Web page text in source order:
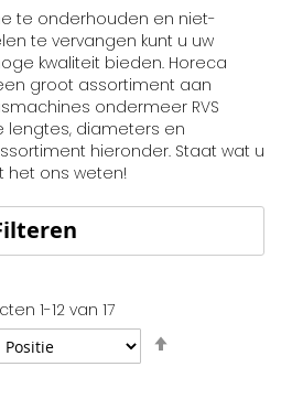
te onderhouden en niet-
te vervangen kunt u uw
kwaliteit bieden. Horeca
groot assortiment aan
ondermeer RVS
lengtes, diameters en
hieronder. Staat wat u
het ons weten!
1-12 van 17